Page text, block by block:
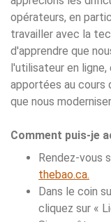
opérateurs, en
travailler avec la
d'apprendre que
l'utilisateur en
apportées au cours
que nous
Comment puis-je
Rendez-vous
thebao.ca.
Dans le coin
cliquez sur «